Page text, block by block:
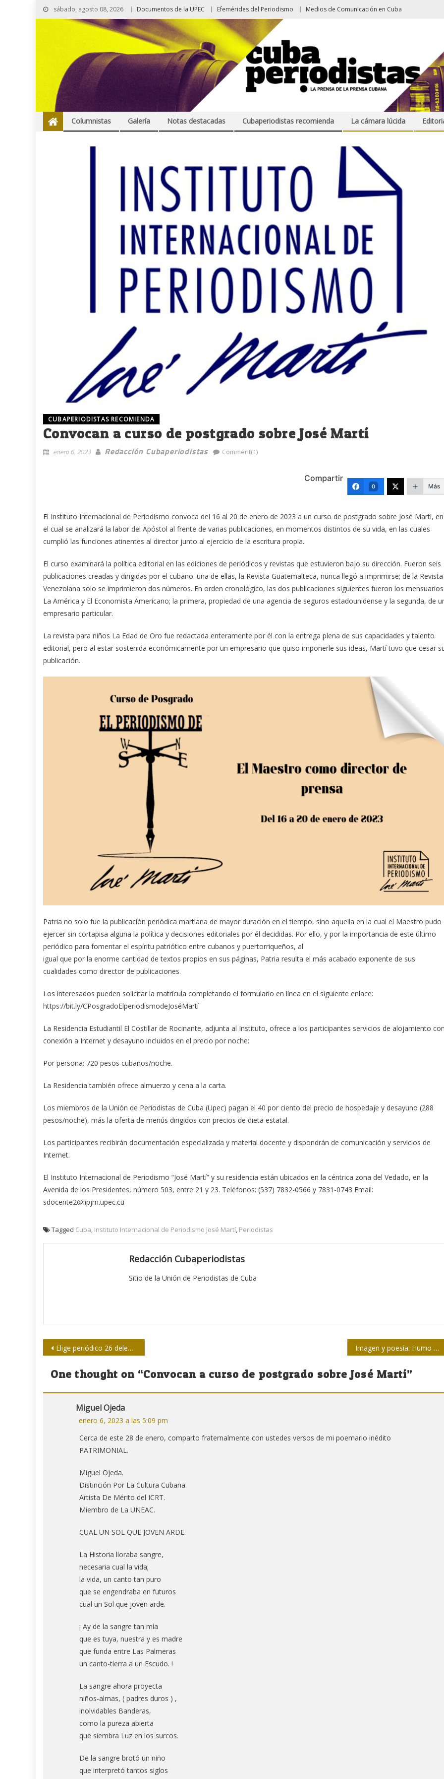
sábado, agosto 08, 2026 Documentos de la UPEC Efemérides del Periodismo Medios de Comunicación en Cuba
Columnistas Galería Notas destacadas Cubaperiodistas recomienda La cámara lúcida
CUBAPERIODISTAS RECOMIENDA
Convocan a curso de postgrado sobre José Martí
enero 6, 2023 Redacción Cubaperiodistas Comment(1)
Compartir
0 Más
El Instituto Internacional de Periodismo convoca del 16 al 20 de enero de 2023 a un curso de postgrado sobre José Martí, en
el cual se analizará la labor del Apóstol al frente de varias publicaciones, en momentos distintos de su vida, en las cuales
cumplió las funciones atinentes al director junto al ejercicio de la escritura propia.
El curso examinará la política editorial en las ediciones de periódicos y revistas que estuvieron bajo su dirección. Fueron seis
publicaciones creadas y dirigidas por el cubano: una de ellas, la Revista Guatemalteca, nunca llegó a imprimirse; de la Revista
Venezolana solo se imprimieron dos números. En orden cronológico, las dos publicaciones siguientes fueron los mensuarios
La América y El Economista Americano; la primera, propiedad de una agencia de seguros estadounidense y la segunda, de
empresario particular.
La revista para niños La Edad de Oro fue redactada enteramente por él con la entrega plena de sus capacidades y talento
editorial, pero al estar sostenida económicamente por un empresario que quiso imponerle sus ideas, Martí tuvo que cesar
publicación.
Patria no solo fue la publicación periódica martiana de mayor duración en el tiempo, sino aquella en la cual el Maestro pudo
ejercer sin cortapisa alguna la política y decisiones editoriales por él decididas. Por ello, y por la importancia de este último
periódico para fomentar el espíritu patriótico entre cubanos y puertorriqueños, al
igual que por la enorme cantidad de textos propios en sus páginas, Patria resulta el más acabado exponente de sus
cualidades como director de publicaciones.
Los interesados pueden solicitar la matrícula completando el formulario en línea en el siguiente enlace:
https://bit.ly/CPosgradoElperiodismodeJoséMartí
La Residencia Estudiantil El Costillar de Rocinante, adjunta al Instituto, ofrece a los participantes servicios de alojamiento
conexión a Internet y desayuno incluidos en el precio por noche:
Por persona: 720 pesos cubanos/noche.
La Residencia también ofrece almuerzo y cena a la carta.
Los miembros de la Unión de Periodistas de Cuba (Upec) pagan el 40 por ciento del precio de hospedaje y desayuno (288
pesos/noche), más la oferta de menús dirigidos con precios de dieta estatal.
Los participantes recibirán documentación especializada y material docente y dispondrán de comunicación y servicios de
Internet.
El Instituto Internacional de Periodismo “José Martí” y su residencia están ubicados en la céntrica zona del Vedado, en la
Avenida de los Presidentes, número 503, entre 21 y 23. Teléfonos: (537) 7832-0566 y 7831-0743 Email:
sdocente2@iipjm.upec.cu
Tagged Cuba, Instituto Internacional de Periodismo José Martí, Periodistas
Redacción Cubaperiodistas
Sitio de la Unión de Periodistas de Cuba
Navegación
de
Elige periódico 26 delegada directa al XI Congreso de la Upec Imagen y poesía: Humo ritual
One thought on “Convocan a curso de postgrado sobre José Martí”
Miguel Ojeda
enero 6, 2023 a las 5:09 pm
Cerca de este 28 de enero, comparto fraternalmente con ustedes versos de mi poemario inédito
PATRIMONIAL.
Miguel Ojeda.
Distinción Por La Cultura Cubana.
Artista De Mérito del ICRT.
Miembro de La UNEAC.
CUAL UN SOL QUE JOVEN ARDE.
La Historia lloraba sangre,
necesaria cual la vida;
la vida, un canto tan puro
que se engendraba en futuros
cual un Sol que joven arde.
¡ Ay de la sangre tan mía
que es tuya, nuestra y es madre
que funda entre Las Palmeras
un canto-tierra a un Escudo. !
La sangre ahora proyecta
niños-almas, ( padres duros ) ,
inolvidables Banderas,
como la pureza abierta
que siembra Luz en los surcos.
De la sangre brotó un niño
que interpretó tantos siglos